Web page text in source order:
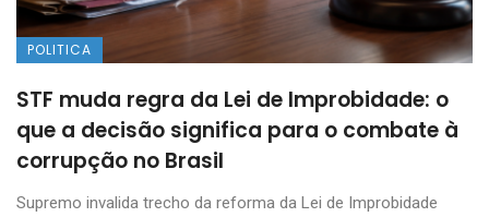
POLITICA
STF muda regra da Lei de Improbidade: o
que a decisão significa para o combate à
corrupção no Brasil
Supremo invalida trecho da reforma da Lei de Improbidade